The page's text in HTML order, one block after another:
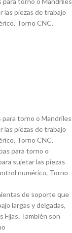
las piezas de trabajo
Torno CNC.
torno o Mandriles
las piezas de trabajo
Torno CNC.
para torno o
sujetar las piezas
numérico, Torno
de soporte que
largas y delgadas,
Fijas. También son